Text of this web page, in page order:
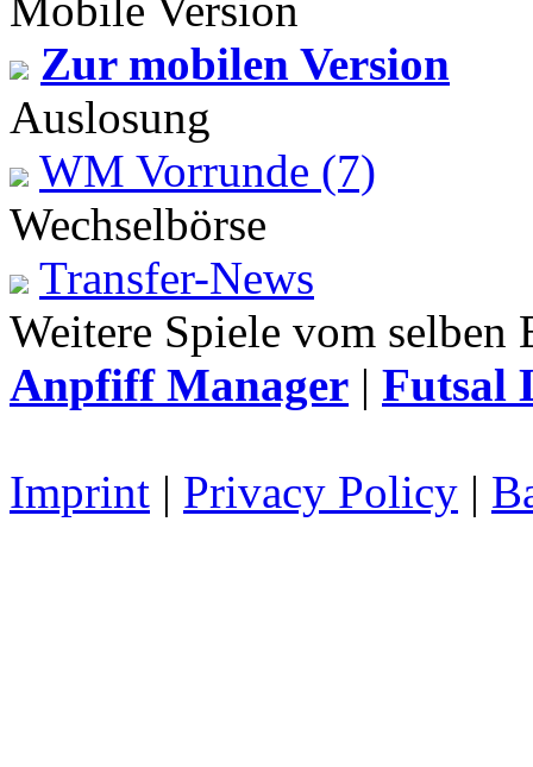
Tor für Rumänien
Torschütze: Schlesier
23.04.2026, 06:17 Uhr
Mobile Version
Zur mobilen Version
Auslosung
WM Vorrunde (7)
Wechselbörse
Transfer-News
Weitere Spiele vom
Anpfiff Manager | Futsal
Imprint | Privacy Policy |